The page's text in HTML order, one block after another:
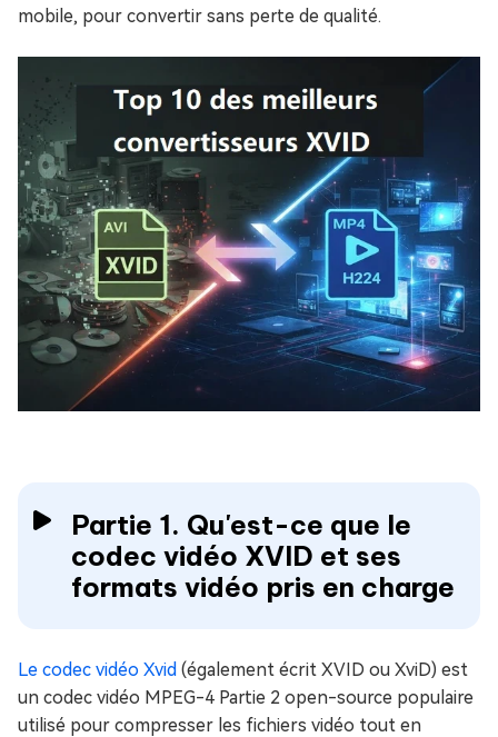
mobile, pour convertir sans perte de qualité.
Partie 1. Qu'est-ce que le
codec vidéo XVID et ses
formats vidéo pris en charge
Le codec vidéo Xvid (également écrit XVID ou XviD) est
un codec vidéo MPEG-4 Partie 2 open-source populaire
utilisé pour compresser les fichiers vidéo tout en